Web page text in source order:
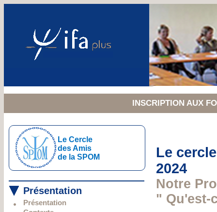
INSCRIPTION AUX
Le Cercle
des Amis
de la SPOM
Présentation
Présentation
Le
2024
Notre
" Qu'est-